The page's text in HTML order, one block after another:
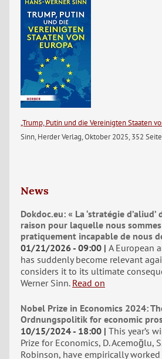
„Trump, Putin und die Vereinigten Staaten
Sinn, Herder Verlag, Oktober 2025, 352
News
Dokdoc.eu: « La ‘stratégie
raison pour laquelle nous
pratiquement incapable de nous
01/21/2026 - 09:00 A European
has suddenly become relevant
considers it to its ultimate
Werner Sinn. Read on
Nobel Prize in Economics 2024:
Ordnungspolitik for economic
10/15/2024 - 18:00 This year’s
Prize for Economics, D. Acemoğlu,
Robinson, have empirically